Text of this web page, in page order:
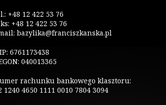
+48 12 422 53 76
+48 12 422 53 76
bazylika@franciszkanska.pl
6761173438
040013365
rachunku bankowego klasztoru:
1240 4650 1111 0010 7804 3094